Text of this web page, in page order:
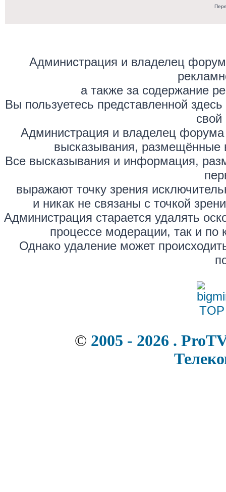
Администрация и владелец
а также за содержание
Вы пользуетесь представленной
свой
Администрация и владелец форума
высказывания, размещённые
Все высказывания и информация,
выражают точку зрения
и никак не связаны с точкой
Администрация старается удалять
процессе модерации, так и по
Однако удаление может
© 2005 - 2026 .